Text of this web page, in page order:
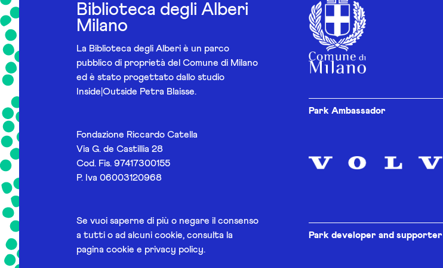
Biblioteca degli Alberi
Milano
La Biblioteca degli Alberi è un parco
pubblico di proprietà del Comune di Milano
ed è stato progettato dallo studio
Inside|Outside Petra Blaisse.
Fondazione Riccardo Catella
Via G. de Castillia 28
Cod. Fis. 97417300155
P. Iva 06003120968
Se vuoi saperne di più o negare il consenso
a tutti o ad alcuni cookie, consulta la
pagina cookie e privacy policy.
Park Ambassador
Park developer and supporter